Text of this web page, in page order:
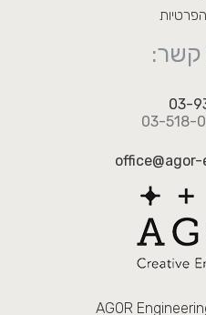
קשר:
03-
AGOR